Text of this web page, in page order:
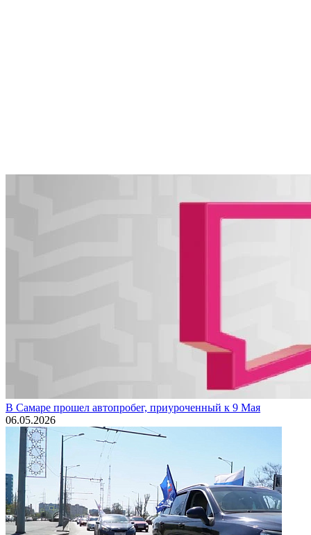
В Самаре прошел автопробег, приуроченный к 9 Мая
06.05.2026